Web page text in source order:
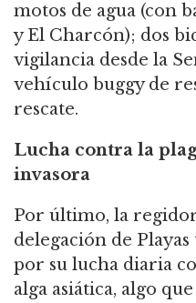
motos de agua (con
y El Charcón); dos
vigilancia desde la
vehículo buggy de
rescate.
Lucha contra la
invasora
Por último, la
delegación de
por su lucha diaria
alga asiática, algo